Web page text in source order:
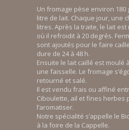
Un fromage pèse environ 180
litre de lait. Chaque jour, une
litres. Après la traite, le lait
où il refroidit à 20 degrés.
sont ajoutés pour le faire
dure de 24 à 48 h.
Ensuite le lait caillé est moulé
une faisselle. Le fromage
retourné et salé.
Il est vendu frais ou affiné
Ciboulette, ail et fines herbes
l’aromatiser.
Notre spécialité s’appelle le
à la foire de la Cappelle.